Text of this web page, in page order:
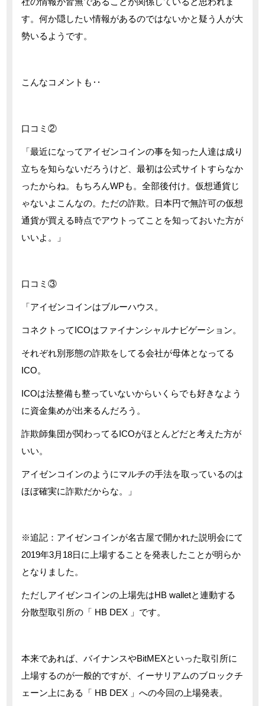
す。何か隠したい情報があるのではないかと疑う人が大
勢いるようです。
こんなコメントも‥
口コミ②
「最近になってアイゼンコインの事を知った人達は成り
立ちを知らないだろうけど、最初は公式サイトすらなか
ったからね。もちろんWPも。全部後付け。仮想通貨じ
ゃないよこんなの。ただの詐欺。日本円で無許可の仮想
通貨が買える時点でアウトってことを知っておいた方が
いいよ。」
口コミ③
「アイゼンコインはブルーハウス。
コネクトってICOはファイナンシャルナビゲーション。
それぞれ別形態の詐欺をしてる会社が母体となってる
ICO。
ICOは法整備も整っていないからいくらでも好きなよう
に資金集めが出来るんだろう。
詐欺師集団が関わってるICOがほとんどだと考えた方が
いい。
アイゼンコインのようにマルチの手法を取っているのは
ほぼ確実に詐欺だからな。」
※追記：アイゼンコインが名古屋で開かれた説明会にて
2019年3月18日に上場することを発表したことが明らか
となりました。
ただしアイゼンコインの上場先はHB walletと連動する
分散型取引所の「 HB DEX 」です。
本来であれば、バイナンスやBitMEXといった取引所に
上場するのが一般的ですが、イーサリアムのブロックチ
ェーン上にある「 HB DEX 」への今回の上場発表。